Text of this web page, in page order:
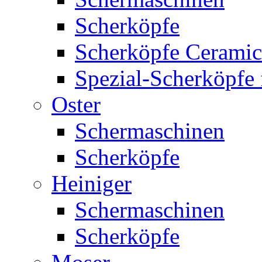
Scherköpfe
Scherköpfe Ceramic
Spezial-
Oster
Schermaschinen
Scherköpfe
Heiniger
Schermaschinen
Scherköpfe